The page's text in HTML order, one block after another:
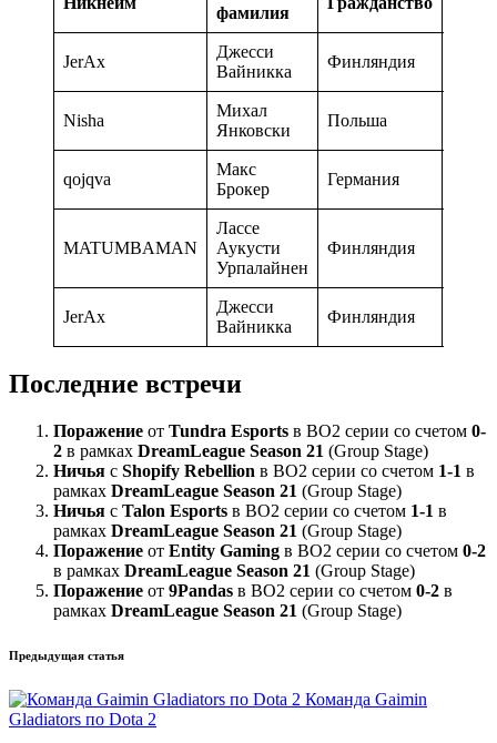
фамилия
JerAx
Джесси
Вайникка
Финляндия
Nisha
Михал
Янковски
Польша
qojqva
Макс
Брокер
Германия
MATUMBAMAN
Лассе
Аукусти
Урпалайнен
Финляндия
JerAx
Джесси
Вайникка
Финляндия
Последние встречи
Поражение от Tundra Esports в BO2 серии со счетом 0-
2 в рамках DreamLeague Season 21 (Group Stage)
Ничья с Shopify Rebellion в BO2 серии со счетом 1-1 в
рамках DreamLeague Season 21 (Group Stage)
Ничья с Talon Esports в BO2 серии со счетом 1-1 в
рамках DreamLeague Season 21 (Group Stage)
Поражение от Entity Gaming в BO2 серии со счетом 0-2
в рамках DreamLeague Season 21 (Group Stage)
Поражение от 9Pandas в BO2 серии со счетом 0-2 в
рамках DreamLeague Season 21 (Group Stage)
Post
navigation
Предыдущая статья
Команда Gaimin
Gladiators по Dota 2